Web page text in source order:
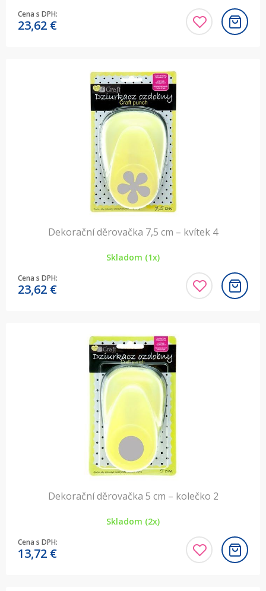
Cena s DPH:
23,62 €
Dekorační děrovačka 7,5 cm – kvítek 4
Skladom (1x)
Cena s DPH:
23,62 €
Dekorační děrovačka 5 cm – kolečko 2
Skladom (2x)
Cena s DPH:
13,72 €